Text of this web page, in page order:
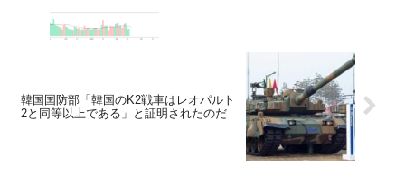
韓国国防部「韓国のK2戦車はレオパルト
2と同等以上である」と証明されたのだ